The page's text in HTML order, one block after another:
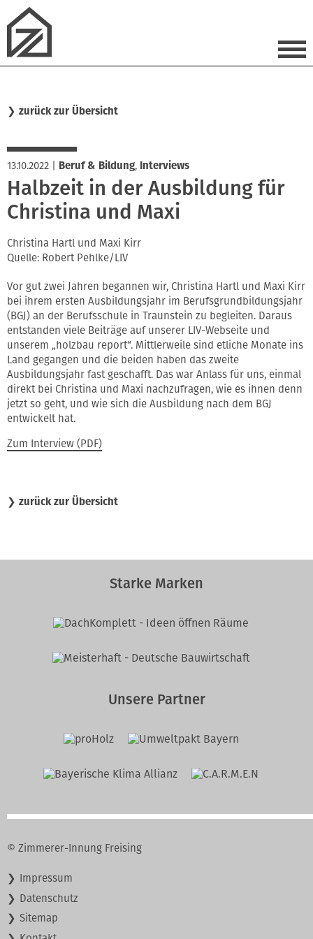
❯ zurück zur Übersicht
13.10.2022 Beruf & Bildung, Interviews
Halbzeit in der Ausbildung für
Christina und Maxi
Christina Hartl und Maxi Kirr
Quelle: Robert Pehlke/LIV
Vor gut zwei Jahren begannen wir, Christina Hartl und Maxi Kirr
bei ihrem ersten Ausbildungsjahr im Berufsgrundbildungsjahr
(BGJ) an der Berufsschule in Traunstein zu begleiten. Daraus
entstanden viele Beiträge auf unserer LIV-Webseite und
unserem „holzbau report“. Mittlerweile sind etliche Monate ins
Land gegangen und die beiden haben das zweite
Ausbildungsjahr fast geschafft. Das war Anlass für uns, einmal
direkt bei Christina und Maxi nachzufragen, wie es ihnen denn
jetzt so geht, und wie sich die Ausbildung nach dem BGJ
entwickelt hat.
Zum Interview (PDF)
❯ zurück zur Übersicht
Starke Marken
Unsere Partner
© Zimmerer-Innung Freising
Navigation
Impressum
Datenschutz
Sitemap